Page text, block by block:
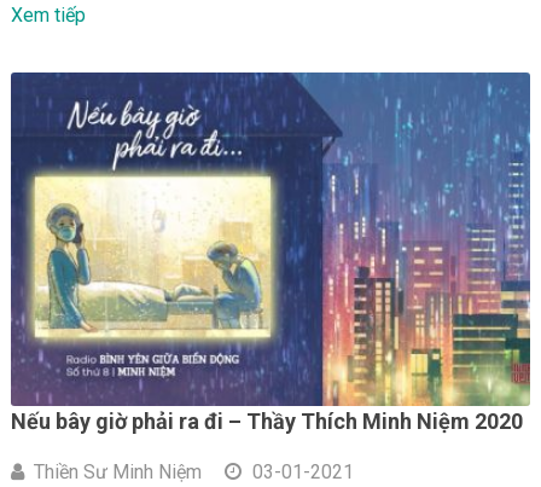
Xem tiếp
Nếu bây giờ phải ra đi – Thầy Thích Minh Niệm 2020
Thiền Sư Minh Niệm
03-01-2021